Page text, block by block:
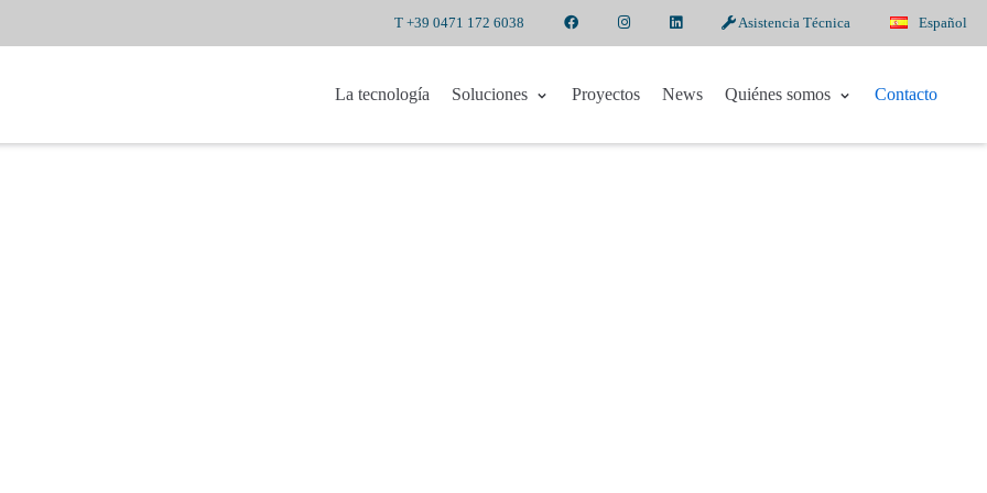
T +39 0471 172 6038 Asistencia Técnica Español
La tecnología Soluciones Proyectos News Quiénes somos Contacto